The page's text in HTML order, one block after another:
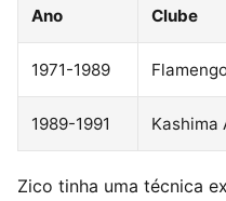
Ano Clube
1971-1989
1989-1991 Kashima
Zico tinha uma técnica